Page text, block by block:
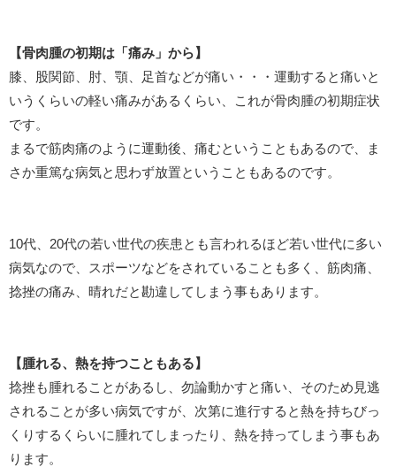
【骨肉腫の初期は「痛み」から】
膝、股関節、肘、顎、足首などが痛い・・・運動すると痛いと
いうくらいの軽い痛みがあるくらい、これが骨肉腫の初期症状
です。
まるで筋肉痛のように運動後、痛むということもあるので、ま
さか重篤な病気と思わず放置ということもあるのです。
10代、20代の若い世代の疾患とも言われるほど若い世代に多い
病気なので、スポーツなどをされていることも多く、筋肉痛、
捻挫の痛み、晴れだと勘違してしまう事もあります。
【腫れる、熱を持つこともある】
捻挫も腫れることがあるし、勿論動かすと痛い、そのため見逃
されることが多い病気ですが、次第に進行すると熱を持ちびっ
くりするくらいに腫れてしまったり、熱を持ってしまう事もあ
ります。